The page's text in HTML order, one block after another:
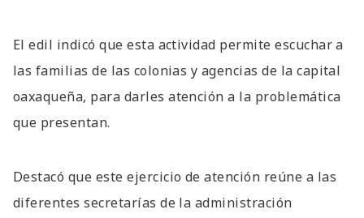
El edil indicó que esta actividad permite escuchar a
las familias de las colonias y agencias de la capital
oaxaqueña, para darles atención a la problemática
que presentan.
Destacó que este ejercicio de atención reúne a las
diferentes secretarías de la administración